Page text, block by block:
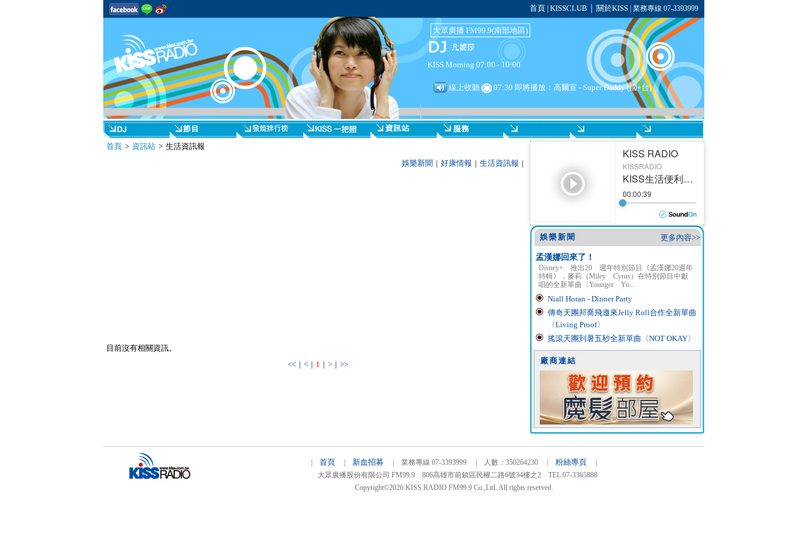
首頁 KISSCLUB 關於KISS| 業務專線 07-3393999
大眾廣播 FM99.9(南部地區)
KISS Morning 07:00 - 10:00
線上收聽 07:30 即將播放：高爾宣 - Super Daddy (國+台)
首頁> 資訊站> 生活資訊報
娛樂新聞 | 好康情報 | 生活資訊報 |
目前沒有相關資訊。
<<| <| 1 | >| >>
更多內容>>
娛樂新聞
孟漢娜回來了！
Disney+ 推出20 週年特別節目《孟漢娜20週年
特輯》，麥莉（Miley Cyrus）在特別節目中獻
唱的全新單曲〈Younger Yo...
Niall Horan - Dinner Party
傳奇天團邦喬飛邀來Jelly Roll合作全新單曲
〈Living Proof〉
搖滾天團到暑五秒全新單曲〈NOT OKAY〉
廠商連結
首頁 新血招募 | 業務專線 07-3393999 | 人數：350264230 | 粉絲專頁
大眾廣播股份有限公司 FM99.9 806高雄市前鎮區民權二路6號34樓之2 TEL:07-3365888
Copyright©2026 KISS RADIO FM99.9 Co.,Ltd. All rights reserved.